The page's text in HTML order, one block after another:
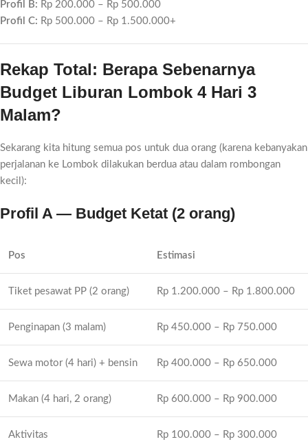
Profil B: Rp 200.000 – Rp 500.000
Profil C: Rp 500.000 – Rp 1.500.000+
Rekap Total: Berapa Sebenarnya
Budget Liburan Lombok 4 Hari 3
Malam?
Sekarang kita hitung semua pos untuk dua orang (karena kebanyakan
perjalanan ke Lombok dilakukan berdua atau dalam rombongan
kecil):
Profil A — Budget Ketat (2 orang)
Pos Estimasi
Tiket pesawat PP (2 orang) Rp 1.200.000 – Rp 1.800.000
Penginapan (3 malam) Rp 450.000 – Rp 750.000
Sewa motor (4 hari) + bensin Rp 400.000 – Rp 650.000
Makan (4 hari, 2 orang) Rp 600.000 – Rp 900.000
Aktivitas Rp 100.000 – Rp 300.000